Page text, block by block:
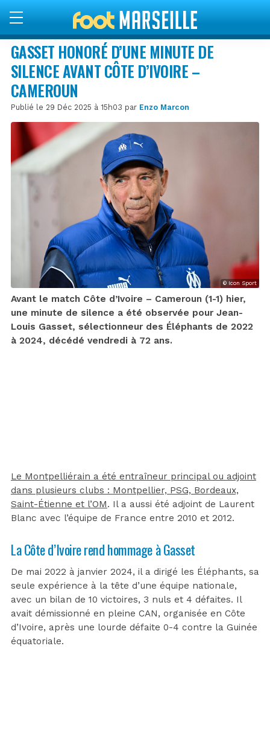
GASSET HONORÉ D’UNE MINUTE DE
SILENCE AVANT CÔTE D’IVOIRE –
CAMEROUN
Publié le 29 Déc 2025 à 15h03 par Enzo Marcon
© Icon Sport
Avant le match Côte d’Ivoire – Cameroun (1-1) hier,
une minute de silence a été observée pour Jean-
Louis Gasset, sélectionneur des Éléphants de 2022
à 2024, décédé vendredi à 72 ans.
Le Montpelliérain a été entraîneur principal ou adjoint
dans plusieurs clubs : Montpellier, PSG, Bordeaux,
Saint-Étienne et l’OM. Il a aussi été adjoint de Laurent
Blanc avec l’équipe de France entre 2010 et 2012.
La Côte d’Ivoire rend hommage à Gasset
De mai 2022 à janvier 2024, il a dirigé les Éléphants, sa
seule expérience à la tête d’une équipe nationale,
avec un bilan de 10 victoires, 3 nuls et 4 défaites. Il
avait démissionné en pleine CAN, organisée en Côte
d’Ivoire, après une lourde défaite 0-4 contre la Guinée
équatoriale.